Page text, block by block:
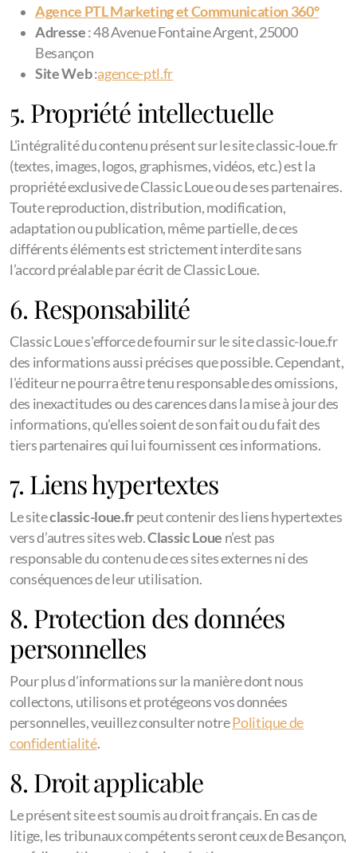
Agence PTL Marketing et Communication 360°
Adresse: 48 Avenue Fontaine Argent, 25000
Besançon
Site Web:agence-ptl.fr
5. Propriété intellectuelle
L'intégralité du contenu présent sur le site classic-loue.fr
(textes, images, logos, graphismes, vidéos, etc.) est la
propriété exclusive de Classic Loue ou de ses partenaires.
Toute reproduction, distribution, modification,
adaptation ou publication, même partielle, de ces
différents éléments est strictement interdite sans
l’accord préalable par écrit de Classic Loue.
6. Responsabilité
Classic Loue s'efforce de fournir sur le site classic-loue.fr
des informations aussi précises que possible. Cependant,
l'éditeur ne pourra être tenu responsable des omissions,
des inexactitudes ou des carences dans la mise à jour des
informations, qu'elles soient de son fait ou du fait des
tiers partenaires qui lui fournissent ces informations.
7. Liens hypertextes
Le siteclassic-loue.frpeut contenir des liens hypertextes
vers d’autres sites web.Classic Loue n’est pas
responsable du contenu de ces sites externes ni des
conséquences de leur utilisation.
8. Protection des données
personnelles
Pour plus d’informations sur la manière dont nous
collectons, utilisons et protégeons vos données
personnelles, veuillez consulter notrePolitique de
confidentialité.
8. Droit applicable
Le présent site est soumis au droit français. En cas de
litige, les tribunaux compétents seront ceux de Besançon,